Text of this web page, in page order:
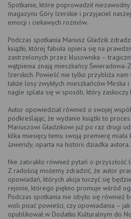
Spotkanie, które poprowadził
magazynu Góry Izerskie i przyjaciel
emocji i ciekawych rozmów.
Podczas spotkania Mariusz Gładzik
książki, której fabuła opiera się na
zastrzelonych przez klusownika –
wątpienia znają mieszkańcy Świeradowa-
Izerskich. Powieść nie tylko przybliża
także losy zwykłych mieszkańców Mirska
nagle splata się w sposób, który zaskoczy
Autor opowiedział również o swojej
podkreślając, że wydanie książki to
Mariuszowi Gładzikowi już po raz drugi
kilka miesięcy temu swoją premierę miała
lawendy, oparta na historii dziadka autora.
Nie zabrakło również pytań o przyszłość
Z radością możemy zdradzić, że autor
opowiadań, których akcja toczyć się
rejonie, którego piękno promuje wśród
Podczas spotkania nie obyło się również
woli pisać powieści, czy opowiadania –
opublikował w Dodatku Kulturalnym do